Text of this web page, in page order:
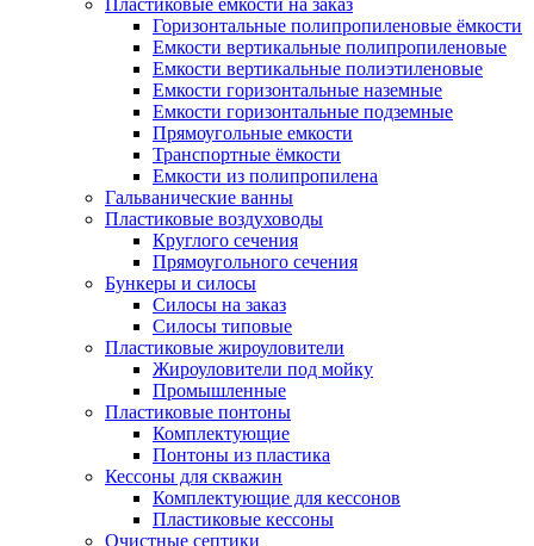
Горизонтальные полипропиленовые ёмкости
Емкости вертикальные полипропиленовые
Емкости вертикальные полиэтиленовые
Емкости горизонтальные наземные
Емкости горизонтальные подземные
Прямоугольные емкости
Транспортные ёмкости
Емкости из полипропилена
Гальванические ванны
Пластиковые воздуховоды
Круглого сечения
Прямоугольного сечения
Бункеры и силосы
Силосы на заказ
Силосы типовые
Пластиковые жироуловители
Жироуловители под мойку
Промышленные
Пластиковые понтоны
Комплектующие
Понтоны из пластика
Кессоны для скважин
Комплектующие для кессонов
Пластиковые кессоны
Очистные септики